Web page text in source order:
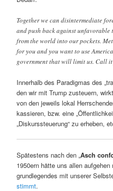
Together we can disintermediate
and push back against unfavorable
from the world into our pockets.
for you and you want to use
government that will limit us. Call
Innerhalb des Paradigmas des
den wir mit Trump zusteuern,
von den jeweils lokal
kassieren, bzw. eine
„Diskurssteuerung“ zu erheben,
Spätestens nach den „Asch
1950ern hätte uns allen
grundlegendes mit unserer
stimmt.